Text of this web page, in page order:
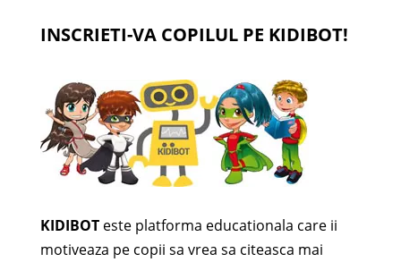
INSCRIETI-VA COPILUL PE KIDIBOT!
KIDIBOTeste platforma educationala care ii
motiveaza pe copii sa vrea sa citeasca mai